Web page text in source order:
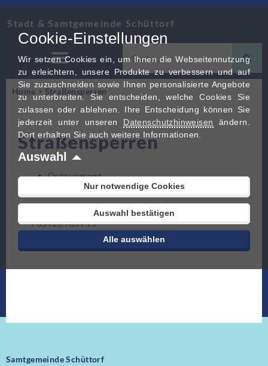
Stadt & Samtgemeinde Schüttorf
Home > Straßensperren
Straßensperren
Ordnungsamt
Straßensperren
Jan Stockhorst
T 05923 9659 13
stockhorst@schuettorf.de
Samtgemeinde Schüttorf
Cookie-Einstellungen
Wir setzen Cookies ein, um Ihnen die Webseitennutzung
zu erleichtern, unsere Produkte zu verbessern und auf
Sie zuzuschneiden sowie Ihnen personalisierte Angebote
zu unterbreiten. Sie entscheiden, welche Cookies Sie
zulassen oder ablehnen. Ihre Entscheidung können Sie
jederzeit unter unseren Datenschutzhinweisen ändern.
Dort erhalten Sie auch weitere Informationen.
Auswahl
Nur notwendige Cookies
Auswahl bestätigen
Alle auswählen